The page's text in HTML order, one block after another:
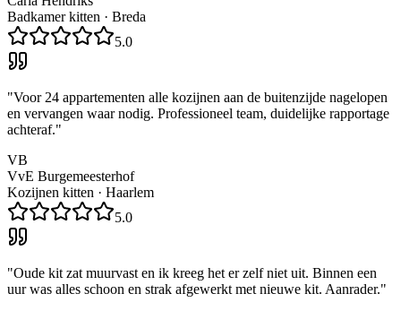
Badkamer kitten · Breda
5.0
"Voor 24 appartementen alle kozijnen aan de buitenzijde nagelopen
en vervangen waar nodig. Professioneel team, duidelijke rapportage
achteraf."
VB
VvE Burgemeesterhof
Kozijnen kitten · Haarlem
5.0
"Oude kit zat muurvast en ik kreeg het er zelf niet uit. Binnen een
uur was alles schoon en strak afgewerkt met nieuwe kit. Aanrader."